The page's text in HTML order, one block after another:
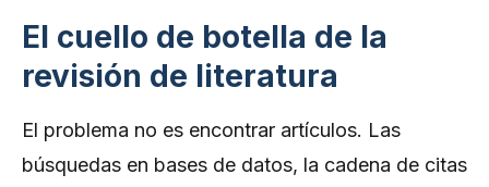
El cuello de botella de la
revisión de literatura
El problema no es encontrar artículos. Las
búsquedas en bases de datos, la cadena de citas